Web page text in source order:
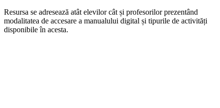
Resursa se adresează atât elevilor cât și profesorilor prezentând
modalitatea de accesare a manualului digital și tipurile de activități
disponibile în acesta.